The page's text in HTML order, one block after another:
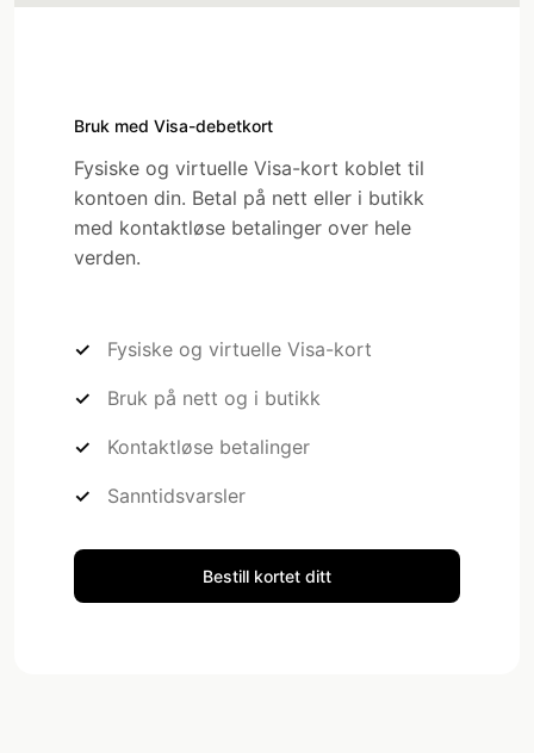
Bruk med Visa-debetkort
Fysiske og virtuelle Visa-kort koblet til
kontoen din. Betal på nett eller i butikk
med kontaktløse betalinger over hele
verden.
Fysiske og virtuelle Visa-kort
Bruk på nett og i butikk
Kontaktløse betalinger
Sanntidsvarsler
Bestill kortet ditt